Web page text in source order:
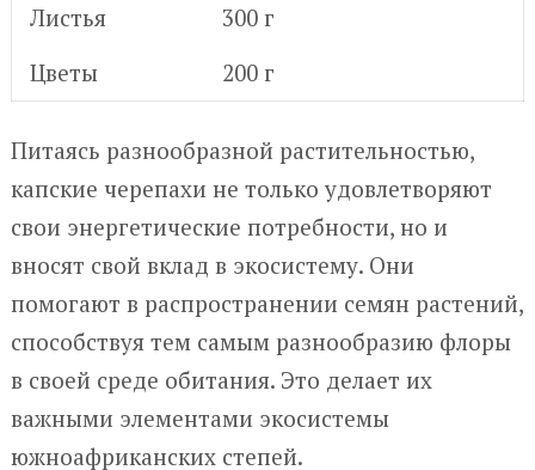
Листья
300 г
Цветы
200 г
Питаясь разнообразной растительностью,
капские черепахи не только удовлетворяют
свои энергетические потребности, но и
вносят свой вклад в экосистему. Они
помогают в распространении семян растений,
способствуя тем самым разнообразию флоры
в своей среде обитания. Это делает их
важными элементами экосистемы
южноафриканских степей.